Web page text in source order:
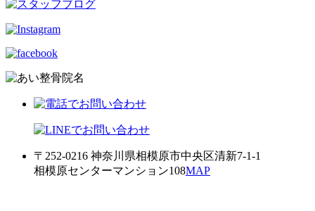
〒252-0216 神奈川県相模原市中央区清新7-1-1
相模原センターマンション108MAP